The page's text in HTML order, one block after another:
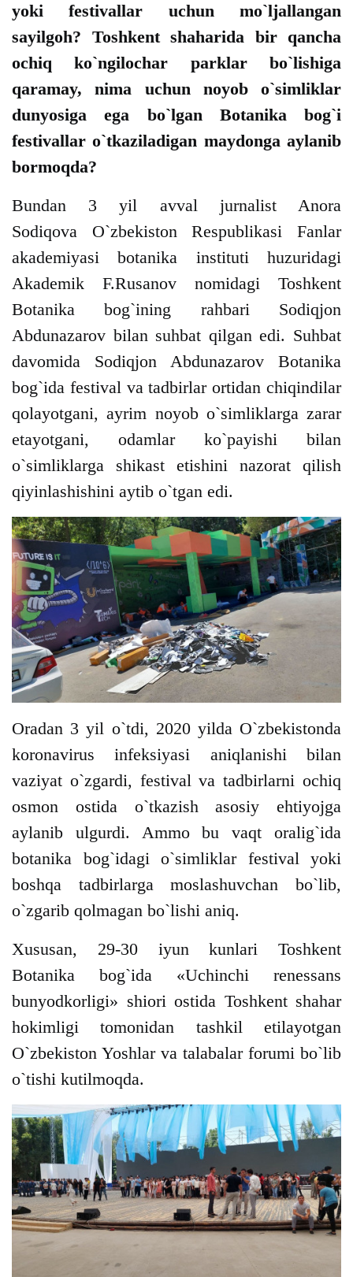
yoki festivallar uchun mo`ljallangan
sayilgoh? Toshkent shaharida bir qancha
ochiq ko`ngilochar parklar bo`lishiga
qaramay, nima uchun noyob o`simliklar
dunyosiga ega bo`lgan Botanika bog`i
festivallar o`tkaziladigan maydonga aylanib
bormoqda?
Bundan 3 yil avval jurnalist Anora
Sodiqova O`zbekiston Respublikasi Fanlar
akademiyasi botanika instituti huzuridagi
Akademik F.Rusanov nomidagi Toshkent
Botanika bog`ining rahbari Sodiqjon
Abdunazarov bilan suhbat qilgan edi. Suhbat
davomida Sodiqjon Abdunazarov Botanika
bog`ida festival va tadbirlar ortidan chiqindilar
qolayotgani, ayrim noyob o`simliklarga zarar
etayotgani, odamlar ko`payishi bilan
o`simliklarga shikast etishini nazorat qilish
qiyinlashishini aytib o`tgan edi.
Oradan 3 yil o`tdi, 2020 yilda O`zbekistonda
koronavirus infeksiyasi aniqlanishi bilan
vaziyat o`zgardi, festival va tadbirlarni ochiq
osmon ostida o`tkazish asosiy ehtiyojga
aylanib ulgurdi. Ammo bu vaqt oralig`ida
botanika bog`idagi o`simliklar festival yoki
boshqa tadbirlarga moslashuvchan bo`lib,
o`zgarib qolmagan bo`lishi aniq.
Xususan, 29-30 iyun kunlari Toshkent
Botanika bog`ida «Uchinchi renessans
bunyodkorligi» shiori ostida Toshkent shahar
hokimligi tomonidan tashkil etilayotgan
O`zbekiston Yoshlar va talabalar forumi bo`lib
o`tishi kutilmoqda.